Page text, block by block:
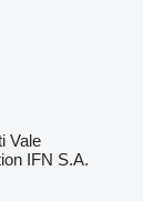
Vale
IFN S.A.